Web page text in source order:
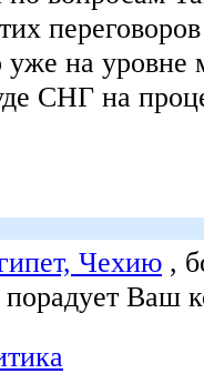
на уровне
СНГ на
Чехию ,
Ваш